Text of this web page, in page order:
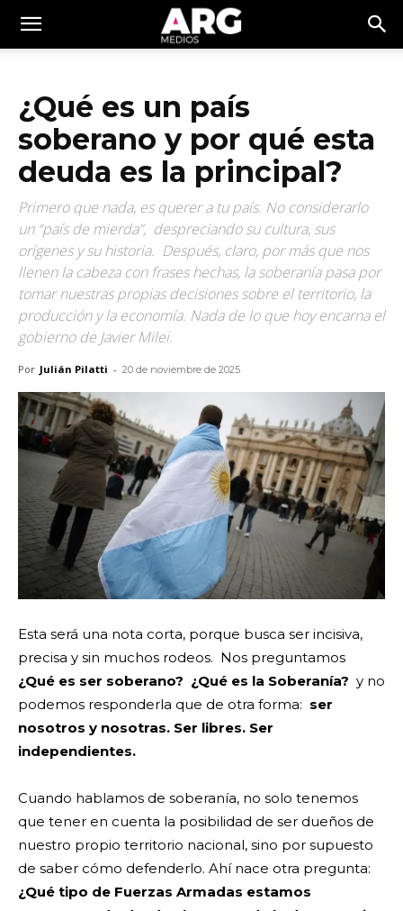
¿Qué es un país
soberano y por qué esta
deuda es la principal?
Primero que nada, es querer a tu país. No considerarlo
un “país de mierda”, despreciando su cultura, sus
orígenes y su historia. Después, claro, por más que nos
llenen la cabeza con frases hechas, la soberanía pasa por
tomar nuestras propias decisiones sobre el territorio, la
producción y la economía. Nada de lo que hoy encarna el
gobierno de Javier Milei.
Por Julián Pilatti - 20 de noviembre de 2025
Esta será una nota corta, porque busca ser incisiva,
precisa y sin muchos rodeos. Nos preguntamos
¿Qué es ser soberano? ¿Qué es la Soberanía? y no
podemos responderla que de otra forma: ser
nosotros y nosotras. Ser libres. Ser
independientes.
Cuando hablamos de soberanía, no solo tenemos
que tener en cuenta la posibilidad de ser dueños de
nuestro propio territorio nacional, sino por supuesto
de saber cómo defenderlo. Ahí nace otra pregunta:
¿Qué tipo de Fuerzas Armadas estamos